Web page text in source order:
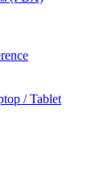
/ Tablet